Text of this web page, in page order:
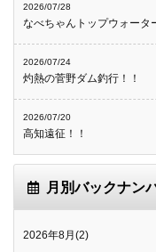
2026/07/28
なべちゃんトップウォータ
2026/07/24
灼熱の菅野ダム釣行！！
2026/07/20
高知遠征！！
月別バックナン
2026年8月(2)